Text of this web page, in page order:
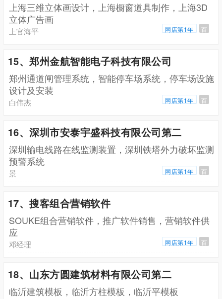
上海三维立体画设计，上海橱窗道具制作，上海3D
立体广告画
上官海平 网店第1年 百
15、郑州金航智能电子科技有限公司
郑州通道闸管理系统，智能停车场系统，停车场设施
设计及安装
白伟杰 网店第1年 百
16、深圳市安泰宇盛科技有限公司第二
深圳输电线路在线监测装置，深圳铁塔外力破坏监测
预警系统
景 网店第1年 百
17、搜客组合营销软件
SOUKE组合营销软件，推广软件销售，营销软件供
应
邓经理 网店第1年 百
18、山东方圆建筑材料有限公司第二
临沂建筑模板，临沂方柱模板，临沂平模板